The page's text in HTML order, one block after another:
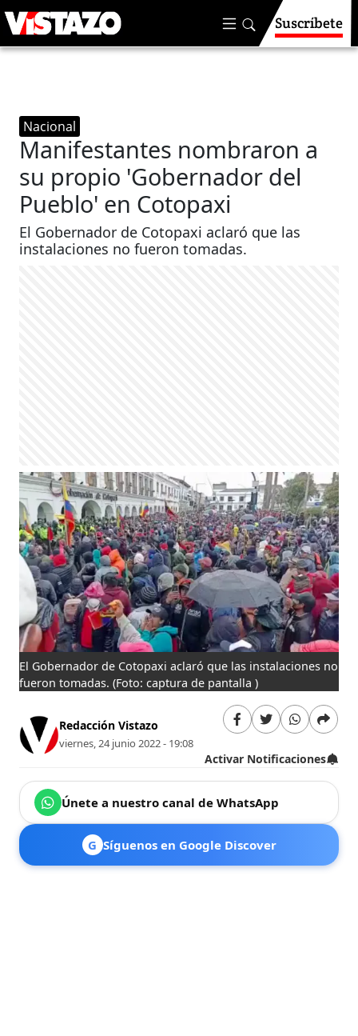
Suscríbete
Nacional
Manifestantes nombraron a
su propio 'Gobernador del
Pueblo' en Cotopaxi
El Gobernador de Cotopaxi aclaró que las
instalaciones no fueron tomadas.
El Gobernador de Cotopaxi aclaró que las instalaciones no
fueron tomadas.(Foto: captura de pantalla )
Redacción Vistazo
viernes, 24 junio 2022 - 19:08
Activar Notificaciones
Únete a nuestro canal de WhatsApp
G Síguenos en Google Discover